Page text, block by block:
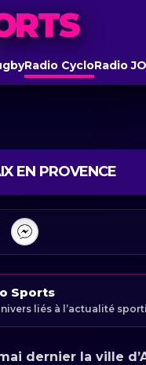
Radio CycloRadio JO
EN PROVENCE
Sports
liés à l’actualité
dernier la ville